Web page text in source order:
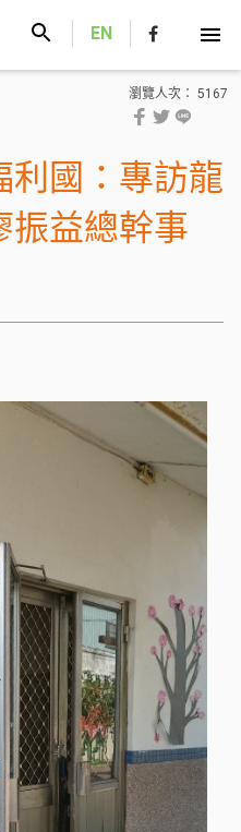
EN
瀏覽人次： 5167
利國：專訪龍
振益總幹事